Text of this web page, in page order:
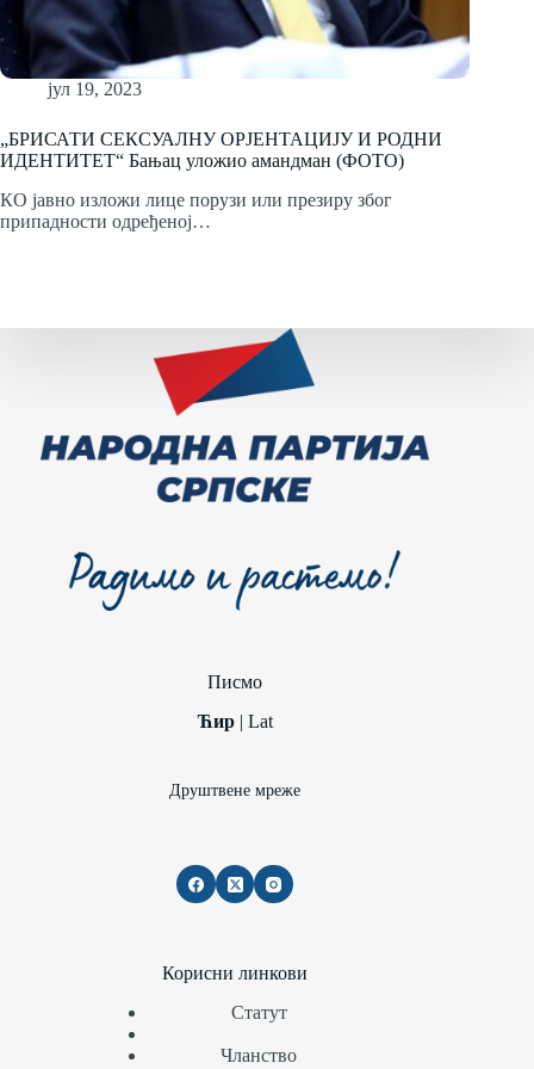
јул 19, 2023
„БРИСАТИ СЕКСУАЛНУ ОРЈЕНТАЦИЈУ И РОДНИ
ИДЕНТИТЕТ“ Бањац уложио амандман (ФОТО)
КО јавно изложи лице порузи или презиру због
припадности одређеној…
Писмо
Ћир| Lat
Друштвене мреже
Корисни линкови
Статут
Чланство